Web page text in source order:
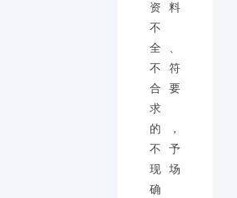
资料
不
全、
不符
合要
求
的，
不予
现场
确